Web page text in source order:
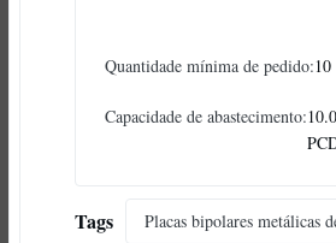
Quantidade mínima de pedido:10
Capacidade de abastecimento:
Tags
Placas bipolares metálicas